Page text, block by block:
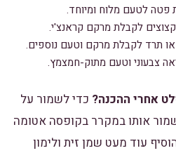
פטה לטעם מלוח ומיוחד.
לקבלת מרקם קראנצ'י.
או תרד לקבלת מרקם וטעם נוספים.
צבעוני וטעם מתוק-חמצמץ.
אחרי ההכנה? כדי לשמור על
אותו במקרר בקופסה אטומה
עוד מעט שמן זית ולימון